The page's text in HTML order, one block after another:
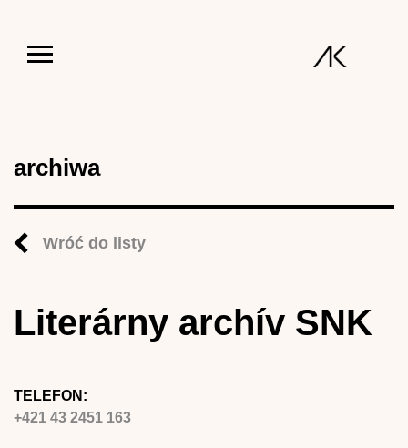
archiwa
Wróć do listy
Literárny archív SNK
TELEFON:
+421 43 2451 163